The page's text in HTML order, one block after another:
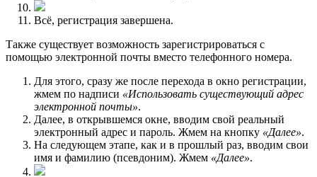
Всё, регистрация завершена.
Также существует возможность зарегистрироваться с
помощью электронной почты вместо телефонного номера.
Для этого, сразу же после перехода в окно регистрации,
жмем по надписи «Использовать существующий адрес
электронной почты».
Далее, в открывшемся окне, вводим свой реальный
электронный адрес и пароль. Жмем на кнопку «Далее».
На следующем этапе, как и в прошлый раз, вводим свои
имя и фамилию (псевдоним). Жмем «Далее».